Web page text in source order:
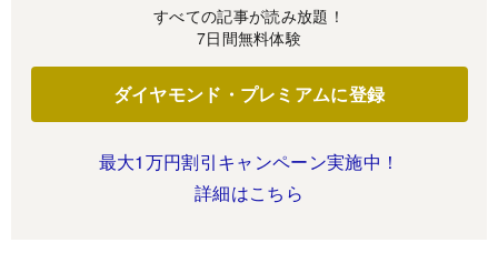
すべての記事が読み放題！
7日間無料体験
ダイヤモンド・プレミアムに登録
最大1万円割引キャンペーン実施中！
詳細はこちら